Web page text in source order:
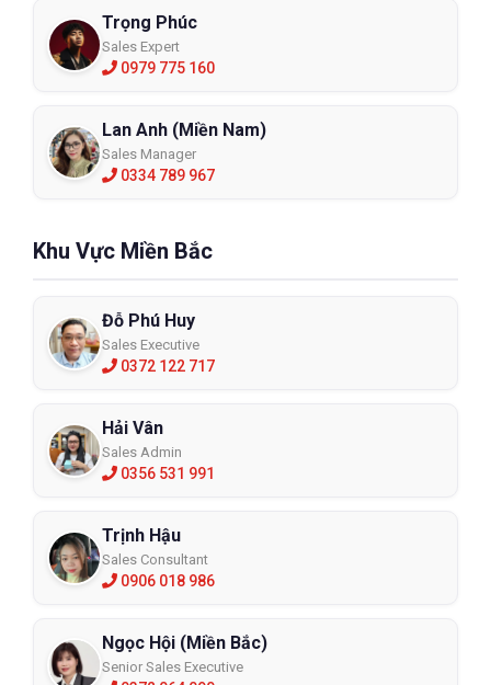
Trọng Phúc
Sales Expert
0979 775 160
Lan Anh (Miền Nam)
Sales Manager
0334 789 967
Khu Vực Miền Bắc
Đỗ Phú Huy
Sales Executive
0372 122 717
Hải Vân
Sales Admin
0356 531 991
Trịnh Hậu
Sales Consultant
0906 018 986
Ngọc Hội (Miền Bắc)
Senior Sales Executive